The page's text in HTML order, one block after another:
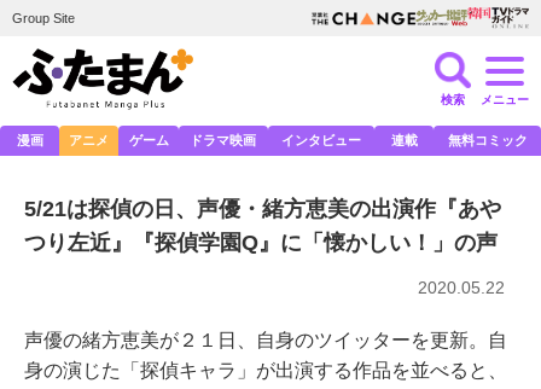
Group Site
検索 メニュー
漫画 アニメ ゲーム ドラマ映画 インタビュー 連載 無料コミック
5/21は探偵の日、声優・緒方恵美の出演作『あや
つり左近』『探偵学園Q』に「懐かしい！」の声
2020.05.22
声優の緒方恵美が２１日、自身のツイッターを更新。自
身の演じた「探偵キャラ」が出演する作品を並べると、